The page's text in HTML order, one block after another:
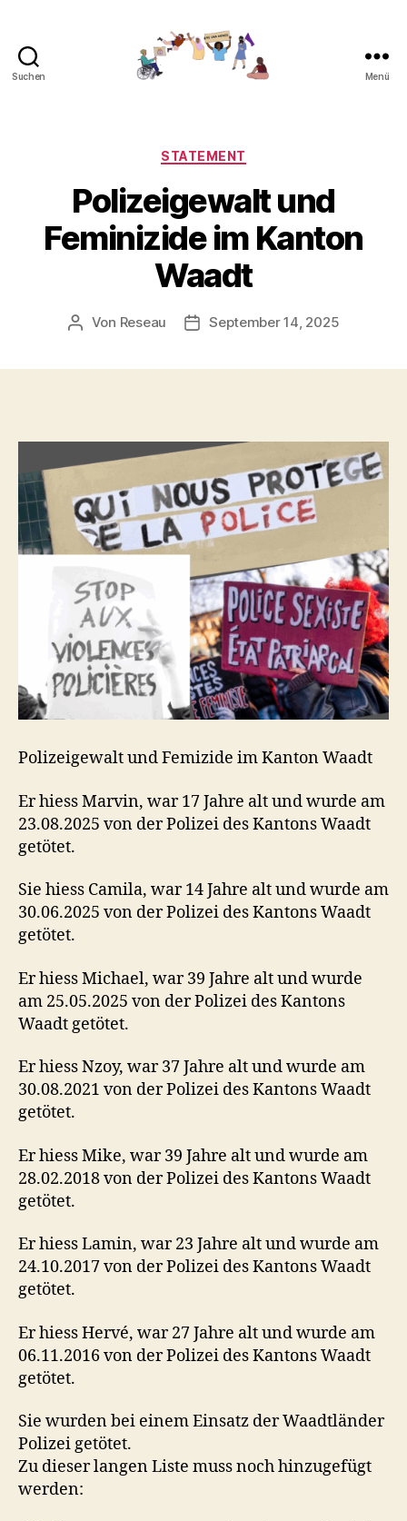
Suchen Menü
Kategorien
STATEMENT
Polizeigewalt und
Feminizide im Kanton
Waadt
Beitragsautor
Von Reseau Veröffentlichungsdatum
September 14, 2025
Polizeigewalt und Femizide im Kanton Waadt
Er hiess Marvin, war 17 Jahre alt und wurde am
23.08.2025 von der Polizei des Kantons Waadt
getötet.
Sie hiess Camila, war 14 Jahre alt und wurde am
30.06.2025 von der Polizei des Kantons Waadt
getötet.
Er hiess Michael, war 39 Jahre alt und wurde
am 25.05.2025 von der Polizei des Kantons
Waadt getötet.
Er hiess Nzoy, war 37 Jahre alt und wurde am
30.08.2021 von der Polizei des Kantons Waadt
getötet.
Er hiess Mike, war 39 Jahre alt und wurde am
28.02.2018 von der Polizei des Kantons Waadt
getötet.
Er hiess Lamin, war 23 Jahre alt und wurde am
24.10.2017 von der Polizei des Kantons Waadt
getötet.
Er hiess Hervé, war 27 Jahre alt und wurde am
06.11.2016 von der Polizei des Kantons Waadt
getötet.
Sie wurden bei einem Einsatz der Waadtländer
Polizei getötet.
Zu dieser langen Liste muss noch hinzugefügt
werden: